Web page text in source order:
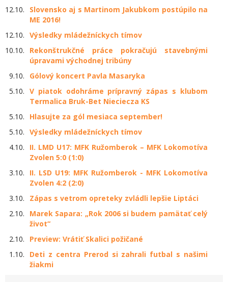
12.10.
Slovensko aj s Martinom Jakubkom postúpilo na
ME 2016!
12.10. Výsledky mládežníckych tímov
10.10.
Rekonštrukčné práce pokračujú stavebnými
úpravami východnej tribúny
9.10.
Gólový koncert Pavla Masaryka
5.10. V piatok odohráme prípravný zápas s klubom
Termalica Bruk-Bet Nieciecza KS
5.10.
Hlasujte za gól mesiaca september!
5.10. Výsledky mládežníckych tímov
4.10.
II. LMD U17: MFK Ružomberok – MFK Lokomotíva
Zvolen 5:0 (1:0)
3.10.
II. LSD U19: MFK Ružomberok - MFK Lokomotíva
Zvolen 4:2 (2:0)
3.10.
Zápas s vetrom opreteky zvládli lepšie Liptáci
2.10.
Marek Sapara: „Rok 2006 si budem pamätať celý
život“
2.10.
Preview: Vrátiť Skalici požičané
1.10.
Deti z centra Prerod si zahrali futbal s našimi
žiakmi